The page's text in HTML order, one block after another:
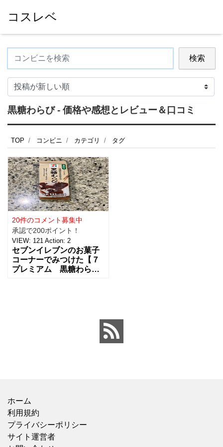
コスレベ
検索
黒糖わらび - 価格や感想とレビュー＆口コミ
TOP コンビニ カテゴリ タグ
20件のコメント募集中
承認で200ポイント！
VIEW: 121 Action: 2
セブンイレブンのお菓子
コーナーでみつけた【７
プレミアム 黒糖わら
ホーム
利用規約
プライバシーポリシー
サイト運営者